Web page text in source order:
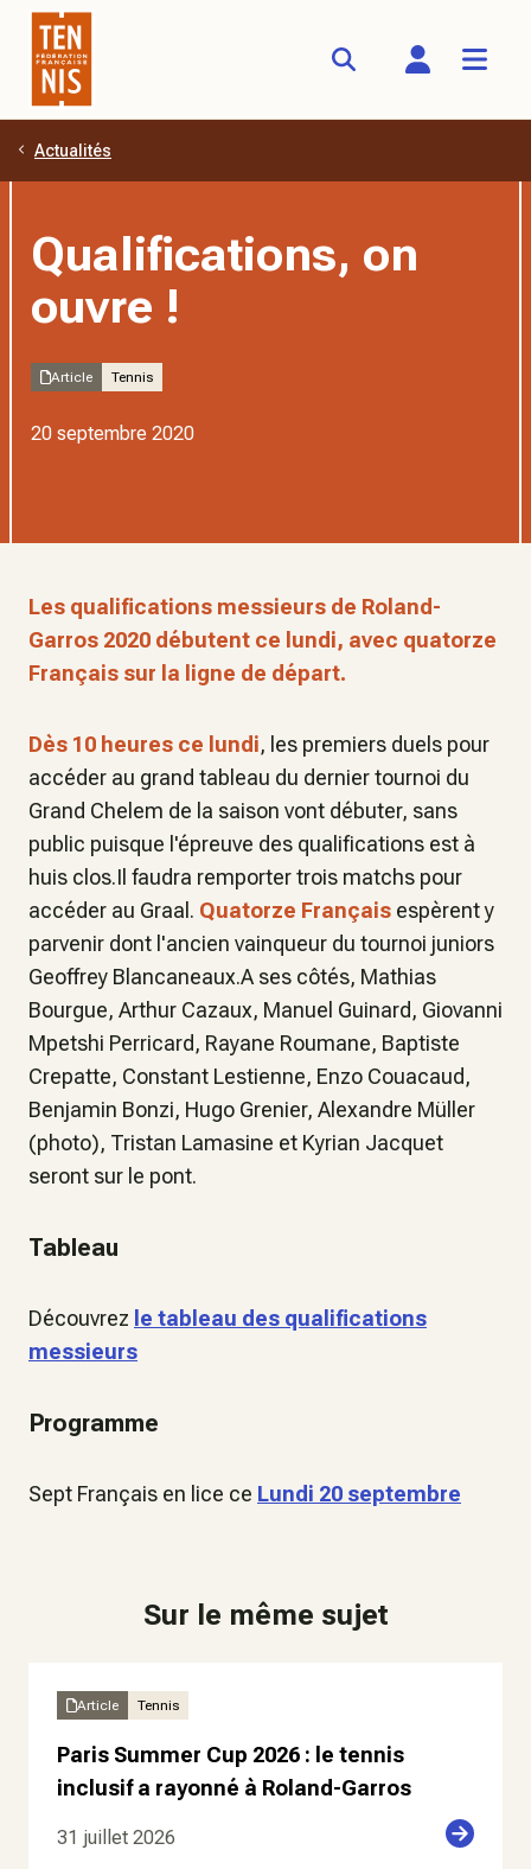
Aller au contenu principal
Actualités
Qualifications, on
ouvre !
Article Tennis
20 septembre 2020
Les qualifications messieurs de Roland-
Garros 2020 débutent ce lundi, avec quatorze
Français sur la ligne de départ.
Dès 10 heures ce lundi, les premiers duels pour
accéder au grand tableau du dernier tournoi du
Grand Chelem de la saison vont débuter, sans
public puisque l'épreuve des qualifications est à
huis clos.Il faudra remporter trois matchs pour
accéder au Graal. Quatorze Français espèrent y
parvenir dont l'ancien vainqueur du tournoi juniors
Geoffrey Blancaneaux.A ses côtés, Mathias
Bourgue, Arthur Cazaux, Manuel Guinard, Giovanni
Mpetshi Perricard, Rayane Roumane, Baptiste
Crepatte, Constant Lestienne, Enzo Couacaud,
Benjamin Bonzi, Hugo Grenier, Alexandre Müller
(photo), Tristan Lamasine et Kyrian Jacquet
seront sur le pont.
Tableau
Découvrez le tableau des qualifications
messieurs
Programme
Sept Français en lice ce Lundi 20 septembre
Sur le même sujet
Article Tennis
Paris Summer Cup 2026 : le tennis
inclusif a rayonné à Roland-Garros
31 juillet 2026